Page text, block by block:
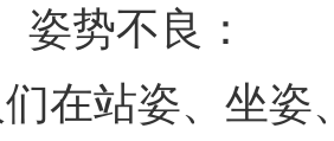
势不良：
站姿、坐姿、